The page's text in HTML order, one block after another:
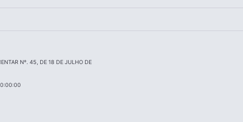
Nº. 45, DE 18 DE JULHO DE